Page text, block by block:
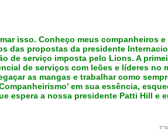
isso. Conheço meus
propostas da presidente
de serviço imposta pelo Lions. A
de serviços com leões e líderes
as mangas e trabalhar como
em sua essência,
espera a nossa presidente Patti Hill